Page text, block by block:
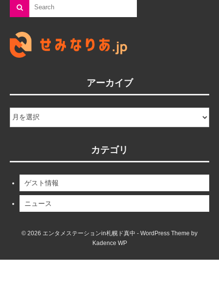
アーカイブ
ー
カテゴリ
ゲスト情報
ニュース
© 2026 エンタメステーションin札幌ド真中 - WordPress Theme by
Kadence WP